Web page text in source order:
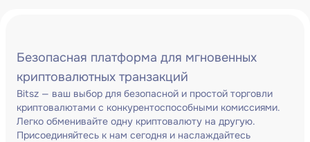
Безопасная платформа для мгновенных
криптовалютных транзакций
Bitsz — ваш выбор для безопасной и простой торговли
криптовалютами с конкурентоспособными комиссиями.
Легко обменивайте одну криптовалюту на другую.
Присоединяйтесь к нам сегодня и наслаждайтесь